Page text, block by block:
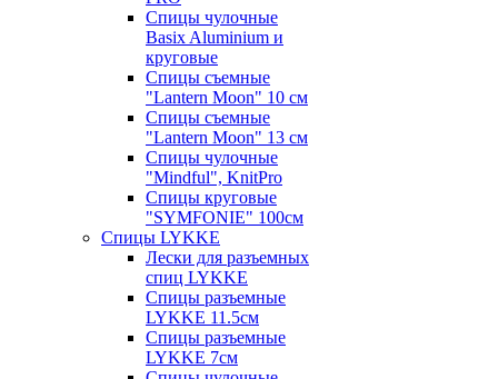
Спицы чулочные
Basix Aluminium и
круговые
Спицы съемные
"Lantern Moon" 10 см
Спицы съемные
"Lantern Moon" 13 см
Спицы чулочные
"Mindful", KnitPro
Спицы круговые
"SYMFONIE" 100см
Спицы LYKKE
Лески для разъемных
спиц LYKKE
Спицы разъемные
LYKKE 11.5см
Спицы разъемные
LYKKE 7см